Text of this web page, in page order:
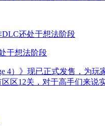
于想法阶段
4）》现已正式发售，为
区12关，对于高手们来说